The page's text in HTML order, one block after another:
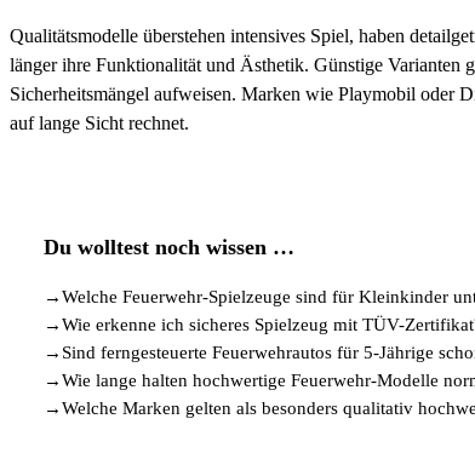
Qualitätsmodelle überstehen intensives Spiel, haben
länger ihre Funktionalität und Ästhetik. Günstige Varianten
Sicherheitsmängel aufweisen. Marken wie Playmobil oder
auf lange Sicht rechnet.
Du wolltest noch wissen …
→Welche Feuerwehr-Spielzeuge sind für Kleinkinder
→Wie erkenne ich sicheres Spielzeug mit TÜV-
→ Sind ferngesteuerte Feuerwehrautos für 5-Jährige
→Wie lange halten hochwertige Feuerwehr-Modelle
→Welche Marken gelten als besonders qualitativ